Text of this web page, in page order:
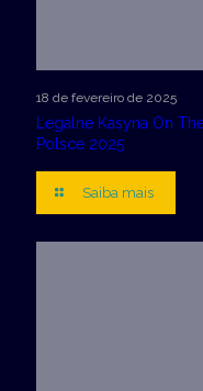
18 de fevereiro de 2025
Legalne Kasyna On
Polsce 2025
Saiba mais